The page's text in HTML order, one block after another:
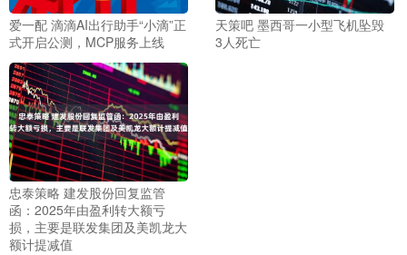
爱一配 滴滴AI出行助手“小滴”正
式开启公测，MCP服务上线
天策吧 墨西哥一小型飞机坠毁
3人死亡
忠泰策略 建发股份回复监管
函：2025年由盈利转大额亏
损，主要是联发集团及美凯龙大
额计提减值